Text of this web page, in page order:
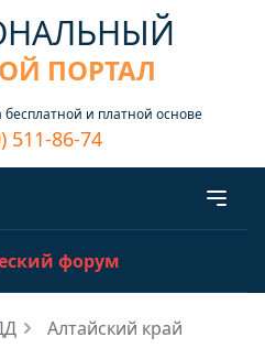
ПОРТАЛ
и платной основе
511-86-74
форум
Алтайский край